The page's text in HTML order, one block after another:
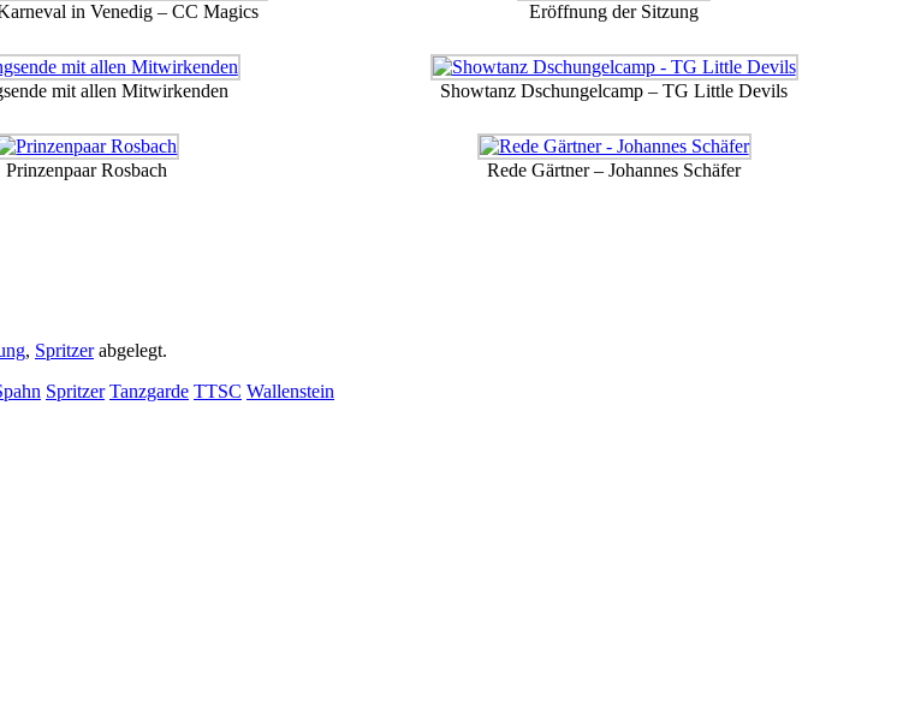
in Venedig – CC Magics Eröffnung der Sitzung
mit allen Mitwirkenden Showtanz Dschungelcamp – TG Little Devils
Prinzenpaar Rosbach Rede Gärtner – Johannes Schäfer
, Spritzerabgelegt.
Spritzer Tanzgarde TTSC Wallenstein